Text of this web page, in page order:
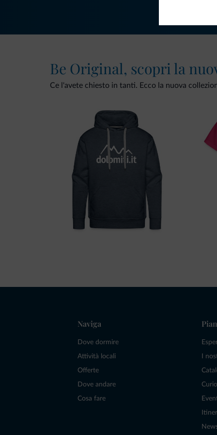
Be Original, scopri la
Ce l'avete chiesto in tanti. Ecco la nuova
Naviga
Dove dormire
Attività locali
Offerte
Dove andare
Cosa fare
I